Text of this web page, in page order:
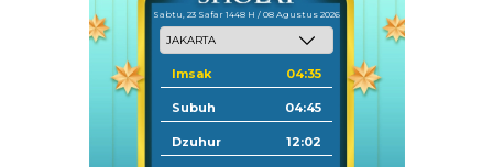
Sabtu, 23 Safar 1448 H / 08 Agustus 2026
Imsak 04:35
Subuh 04:45
Dzuhur 12:02